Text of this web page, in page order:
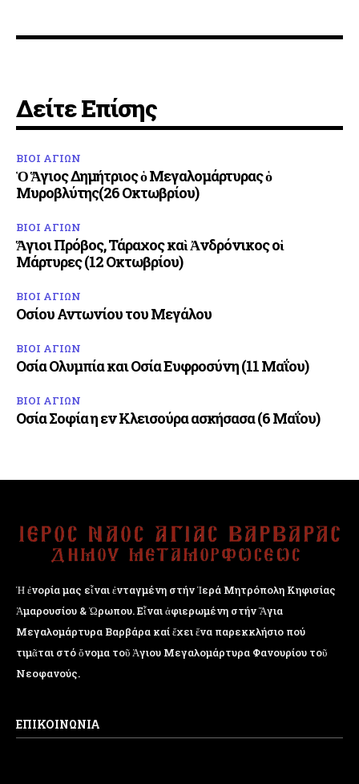
Δείτε Επίσης
ΒΙΟΙ ΑΓΙΩΝ
Ὁ Ἅγιος Δημήτριος ὁ Μεγαλομάρτυρας ὁ
Μυροβλύτης(26 Οκτωβρίου)
ΒΙΟΙ ΑΓΙΩΝ
Ἅγιοι Πρόβος, Τάραχος καὶ Ἀνδρόνικος οἱ
Μάρτυρες (12 Οκτωβρίου)
ΒΙΟΙ ΑΓΙΩΝ
Οσίου Αντωνίου του Μεγάλου
ΒΙΟΙ ΑΓΙΩΝ
Οσία Ολυμπία και Οσία Ευφροσύνη (11 Μαΐου)
ΒΙΟΙ ΑΓΙΩΝ
Οσία Σοφία η εν Κλεισούρα ασκήσασα (6 Μαΐου)
Ἡ ἐνορία μας εἶναι ἐνταγμένη στήν Ἱερά Μητρόπολη Κηφισίας
Ἁμαρουσίου & Ὠρωπου. Εἶναι ἀφιερωμένη στήν Ἅγια
Μεγαλομάρτυρα Βαρβάρα καί ἔχει ἕνα παρεκκλήσιο πού
τιμᾶται στό ὄνομα τοῦ Ἁγιου Μεγαλομάρτυρα Φανουρίου τοῦ
Νεοφανούς.
ΕΠΙΚΟΙΝΩΝΙΑ